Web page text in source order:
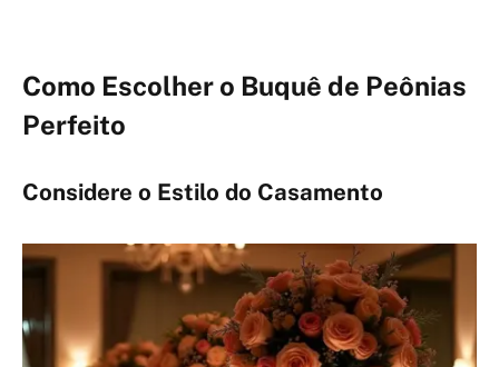
Como Escolher o Buquê de Peônias
Perfeito
Considere o Estilo do Casamento